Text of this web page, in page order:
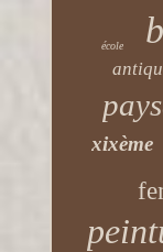
école
xixème